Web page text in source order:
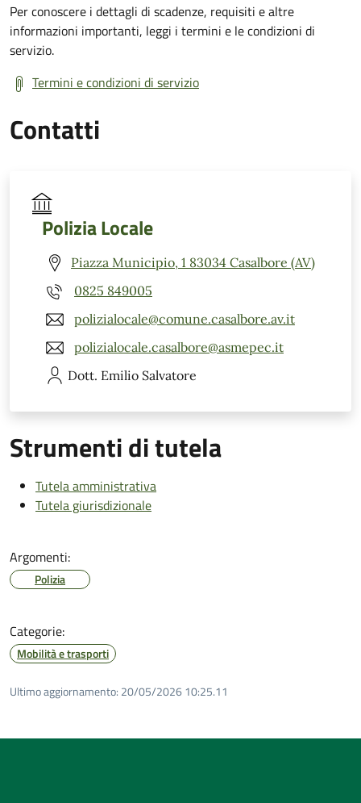
Per conoscere i dettagli di scadenze, requisiti e altre
informazioni importanti, leggi i termini e le condizioni di
servizio.
Termini e condizioni di servizio
Contatti
Polizia Locale
Piazza Municipio, 1 83034 Casalbore (AV)
0825 849005
polizialocale@comune.casalbore.av.it
polizialocale.casalbore@asmepec.it
Dott. Emilio Salvatore
Strumenti di tutela
Tutela amministrativa
Tutela giurisdizionale
Argomenti:
Polizia
Categorie:
Mobilità e trasporti
Ultimo aggiornamento: 20/05/2026 10:25.11